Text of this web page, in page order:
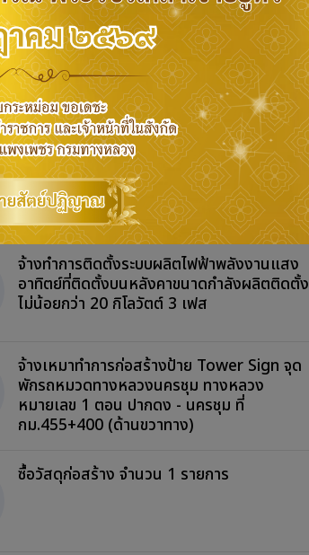
งาน
ข่าวจัดซื้อจัดจ้าง
จ้างทำการติดตั้งระบบผลิตไฟฟ้าพลังงานแสง
อาทิตย์ที่ติดตั้งบนหลังคาขนาดกำลังผลิตติดตั้ง
ไม่น้อยกว่า 20 กิโลวัตต์ 3 เฟส
จ้างเหมาทำการก่อสร้างป้าย Tower Sign จุด
พักรถหมวดทางหลวงนครชุม ทางหลวง
หมายเลข 1 ตอน ปากดง - นครชุม ที่
กม.455+400 (ด้านขวาทาง)
ซื้อวัสดุก่อสร้าง จำนวน 1 รายการ